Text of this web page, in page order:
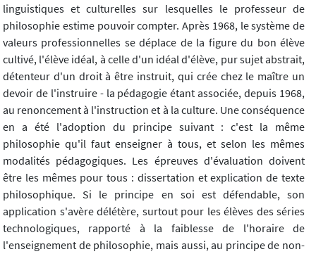
linguistiques et culturelles sur lesquelles le professeur de
philosophie estime pouvoir compter. Après 1968, le système de
valeurs professionnelles se déplace de la figure du bon élève
cultivé, l'élève idéal, à celle d'un idéal d'élève, pur sujet abstrait,
détenteur d'un droit à être instruit, qui crée chez le maître un
devoir de l'instruire - la pédagogie étant associée, depuis 1968,
au renoncement à l'instruction et à la culture. Une conséquence
en a été l'adoption du principe suivant : c'est la même
philosophie qu'il faut enseigner à tous, et selon les mêmes
modalités pédagogiques. Les épreuves d'évaluation doivent
être les mêmes pour tous : dissertation et explication de texte
philosophique. Si le principe en soi est défendable, son
application s'avère délétère, surtout pour les élèves des séries
technologiques, rapporté à la faiblesse de l'horaire de
l'enseignement de philosophie, mais aussi, au principe de non-